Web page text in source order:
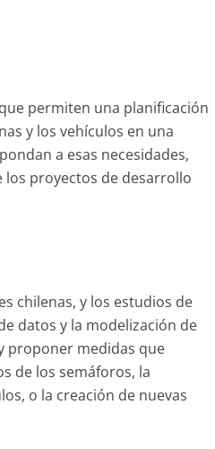
permiten una planificación
y los vehículos en una
a esas necesidades,
proyectos de desarrollo
chilenas, y los estudios de
datos y la modelización de
proponer medidas que
de los semáforos, la
o la creación de nuevas